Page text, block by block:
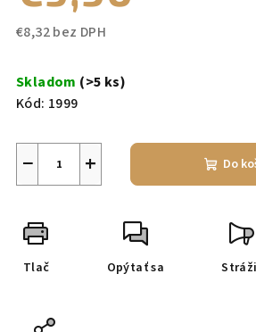
€8,32 bez DPH
cena:
Skladom (>5 ks)
Kód: 1999
+
− Do
Tlač Opýtať sa